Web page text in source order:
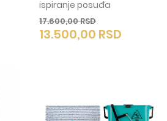
ispiranje posuđa
17.600,00RSD
13.500,00 RSD